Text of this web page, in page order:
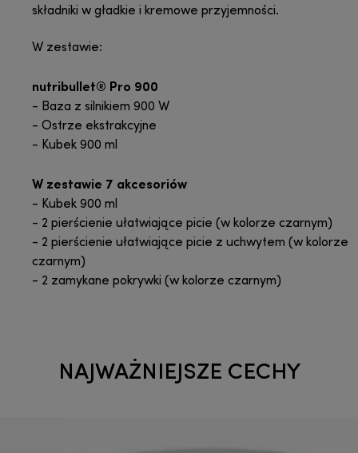
składniki w gładkie i kremowe przyjemności.
W zestawie:
nutribullet® Pro 900
- Baza z silnikiem 900 W
- Ostrze ekstrakcyjne
- Kubek 900 ml
W zestawie 7 akcesoriów
- Kubek 900 ml
- 2 pierścienie ułatwiające picie (w kolorze czarnym)
- 2 pierścienie ułatwiające picie z uchwytem (w kolorze
czarnym)
- 2 zamykane pokrywki (w kolorze czarnym)
NAJWAŻNIEJSZE CECHY